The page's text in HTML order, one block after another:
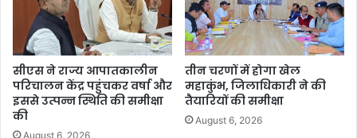
सीएस ने राज्य आपातकालीन
परिचालन केंद्र पहुंचकर वर्षा और
इससे उत्पन्न स्थिति की समीक्षा
की
August 6, 2026
तीन चरणों में होगा खेल
महाकुंभ, जिलाधिकारी ने की
तैयारियों की समीक्षा
August 6, 2026